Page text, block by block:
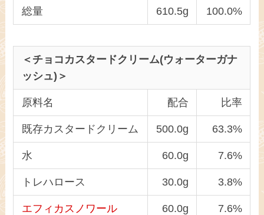
総量 610.5g 100.0%
＜チョコカスタードクリーム(ウォーターガナ
ッシュ)＞
原料名 配合 比率
既存カスタードクリーム 500.0g 63.3%
水 60.0g 7.6%
トレハロース 30.0g 3.8%
エフィカスノワール 60.0g 7.6%